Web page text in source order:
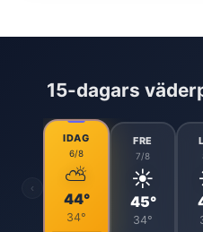
15-dagars
‹
IDAG
6/8
⛅
44°
34°
FRE
7/8
☀️
45°
34°